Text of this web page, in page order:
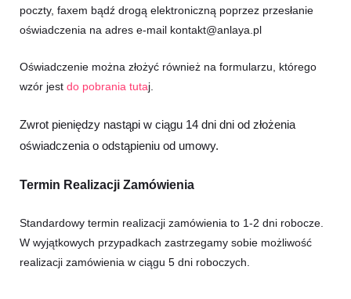
poczty, faxem bądź drogą elektroniczną poprzez przesłanie
oświadczenia na adres e-mail kontakt@anlaya.pl
Oświadczenie można złożyć również na formularzu, którego
wzór jest do pobrania tutaj.
Zwrot pieniędzy nastąpi w ciągu 14 dni dni od złożenia
oświadczenia o odstąpieniu od umowy.
Termin Realizacji Zamówienia
Standardowy termin realizacji zamówienia to 1-2 dni robocze.
W wyjątkowych przypadkach zastrzegamy sobie możliwość
realizacji zamówienia w ciągu 5 dni roboczych.